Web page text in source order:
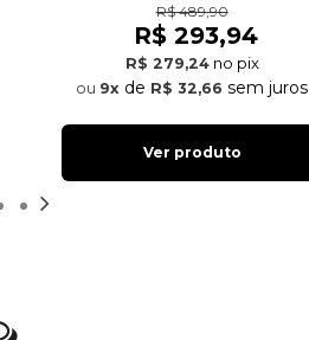
R$ 489,90
R$ 293,94
R$ 279,24 no pix
9x de R$ 32,66 sem juros
Ver produto